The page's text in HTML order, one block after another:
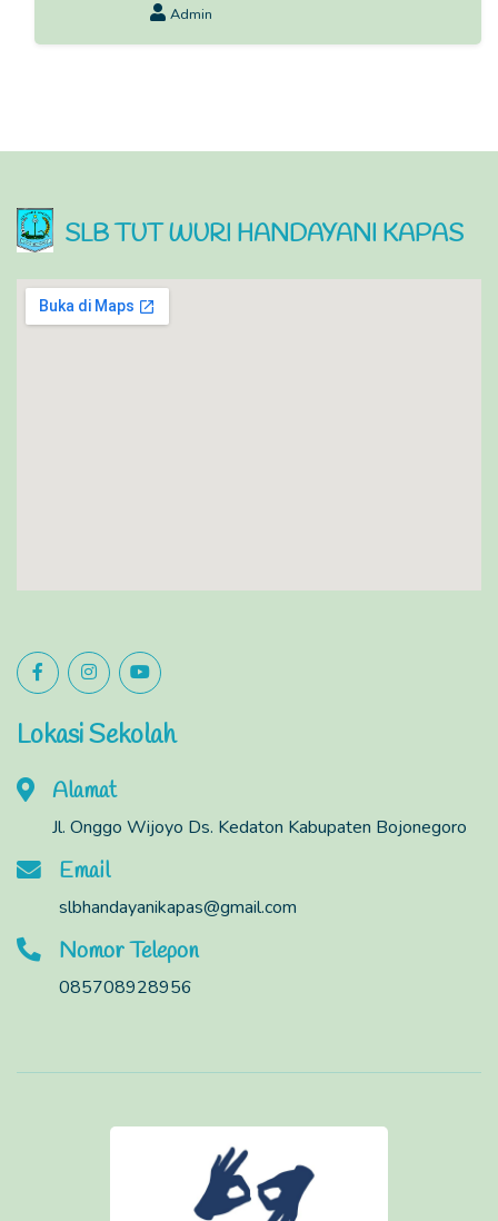
Admin
SLB TUT WURI HANDAYANI KAPAS
Lokasi Sekolah
Alamat
Jl. Onggo Wijoyo Ds. Kedaton Kabupaten Bojonegoro
Email
slbhandayanikapas@gmail.com
Nomor Telepon
085708928956